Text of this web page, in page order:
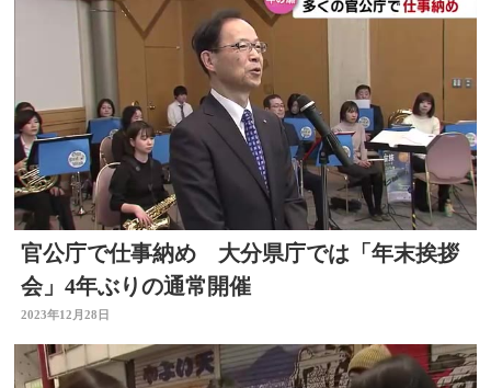
官公庁で仕事納め 大分県庁では「年末挨拶
会」4年ぶりの通常開催
2023年12月28日